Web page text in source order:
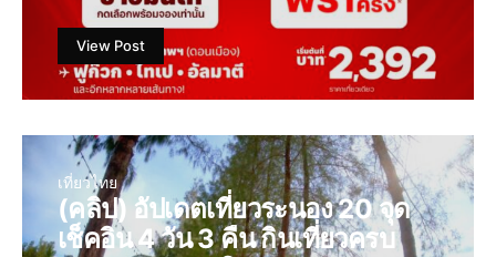
View Post
เที่ยวไทย
(คลิป) อัปเดตเที่ยวระนอง 20 จุด
เช็คอิน 4 วัน 3 คืน กินเที่ยวครบ